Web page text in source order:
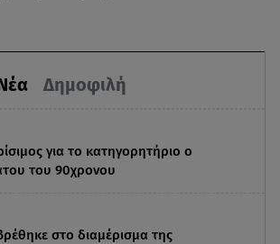
Δημοφιλή
για το κατηγορητήριο ο
του 90χρονου
στο διαμέρισμα της